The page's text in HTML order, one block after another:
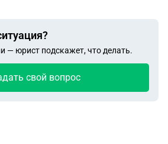
— юрист подскажет, что делать.
свой вопрос